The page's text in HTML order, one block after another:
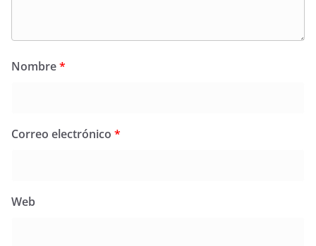
Nombre*
Correo electrónico *
Web